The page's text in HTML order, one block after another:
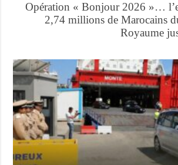
Opération « Bonjour 2026
2,74 millions de